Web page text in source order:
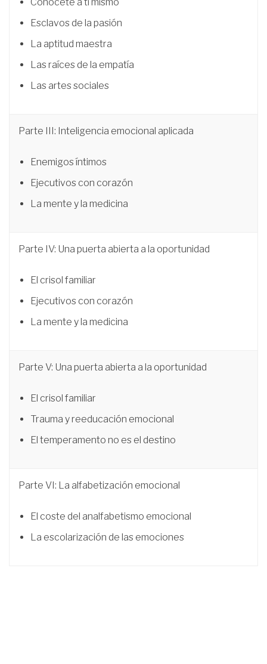
Esclavos de la pasión
La aptitud maestra
Las raíces de la empatía
Las artes sociales
Parte III: Inteligencia emocional aplicada
Enemigos íntimos
Ejecutivos con corazón
La mente y la medicina
Parte IV: Una puerta abierta a la oportunidad
El crisol familiar
Ejecutivos con corazón
La mente y la medicina
Parte V: Una puerta abierta a la oportunidad
El crisol familiar
Trauma y reeducación emocional
El temperamento no es el destino
Parte VI: La alfabetización emocional
El coste del analfabetismo emocional
La escolarización de las emociones